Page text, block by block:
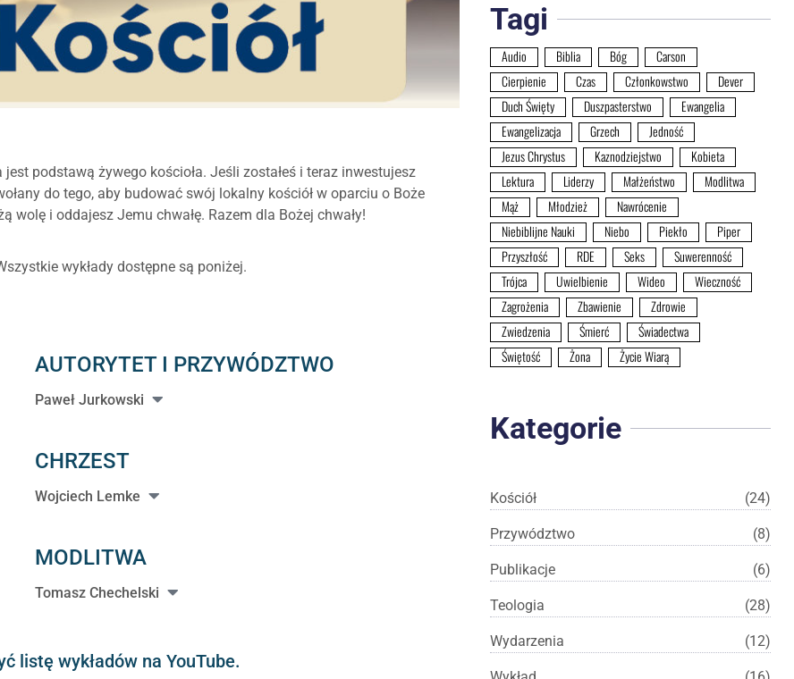
podstawą żywego kościoła. Jeśli zostałeś i teraz inwestujesz
do tego, aby budować swój lokalny kościół w oparciu o Boże
wolę i oddajesz Jemu chwałę. Razem dla Bożej chwały!
wykłady dostępne są poniżej.
AUTORYTET I PRZYWÓDZTWO
Paweł Jurkowski
CHRZEST
Wojciech Lemke
MODLITWA
Tomasz Chechelski
listę wykładów na YouTube.
Tagi
Audio Biblia Bóg
Carson
Cierpienie
Czas Członkowstwo
Dever
Duch Święty
Duszpasterstwo
Ewangelia
Ewangelizacja
Grzech
Jedność
Jezus Chrystus
Kaznodziejstwo
Kobieta
Lektura
Liderzy Małżeństwo
Modlitwa
Mąż
Młodzież
Nawrócenie
Niebiblijne Nauki
Niebo Piekło
Piper
Przyszłość
RDE Seks
Suwerenność
Trójca
Uwielbienie Wideo
Wieczność
Zagrożenia
Zbawienie
Zdrowie
Zwiedzenia
Śmierć
Świadectwa
Świętość
Żona Życie Wiarą
Kategorie
Kościół (24)
Przywództwo (8)
Publikacje (6)
Teologia (28)
Wydarzenia (12)